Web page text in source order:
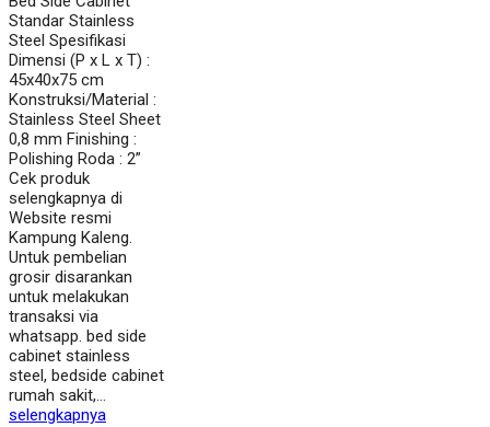
Standar Stainless
Steel Spesifikasi
Dimensi (P x L x T) :
45x40x75 cm
Konstruksi/Material :
Stainless Steel Sheet
0,8 mm Finishing :
Polishing Roda : 2”
Cek produk
selengkapnya di
Website resmi
Kampung Kaleng.
Untuk pembelian
grosir disarankan
untuk melakukan
transaksi via
whatsapp. bed side
cabinet stainless
steel, bedside cabinet
rumah sakit,…
selengkapnya